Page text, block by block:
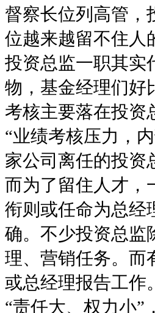
督察长位列高管，
位越来越留不住人
投资总监一职其实
物，基金经理们好
考核主要落在投资
“业绩考核压力，
家公司离任的投资
而为了留住人才，
衔则或任命为总经
确。不少投资总监
理、营销任务。而
或总经理报告工作。
“责任大、权力小”